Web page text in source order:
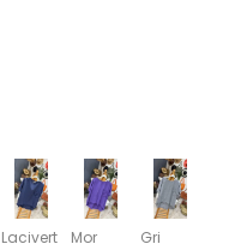
Lacivert Mor Gri